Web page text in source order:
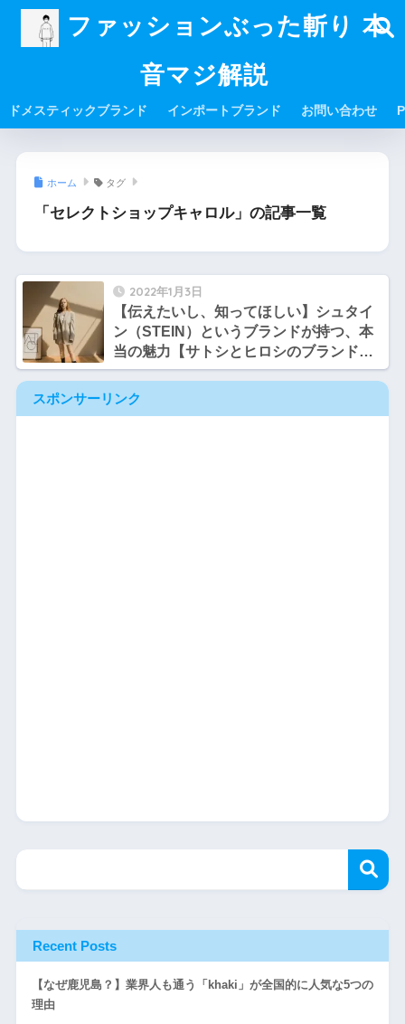
ファッションぶった斬り 本
音マジ解説
ドメスティックブランド インポートブランド お問い合わせ
ホーム タグ
「セレクトショップキャロル」の記事一覧
2022年1月3日
【伝えたいし、知ってほしい】シュタイ
ン（STEIN）というブランドが持つ、本
当の魅力【サトシとヒロシのブランド談
義】
スポンサーリンク
Recent Posts
【なぜ鹿児島？】業界人も通う「khaki」が全国的に人気な5つの
理由